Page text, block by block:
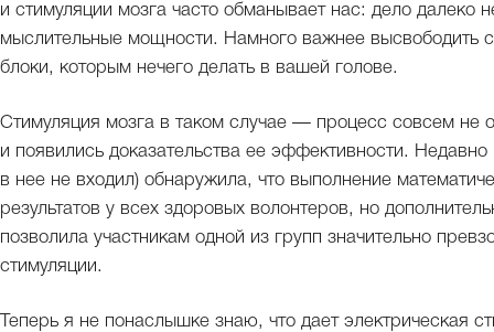
и стимуляции мозга часто обманывает нас: дело далеко
мыслительные мощности. Намного важнее высвободить
блоки, которым нечего делать в вашей голове.
Стимуляция мозга в таком случае — процесс совсем не
и появились доказательства ее эффективности.
в нее не входил) обнаружила, что выполнение
результатов у всех здоровых волонтеров, но
позволила участникам одной из групп значительно
стимуляции.
Теперь я не понаслышке знаю, что дает электрическая